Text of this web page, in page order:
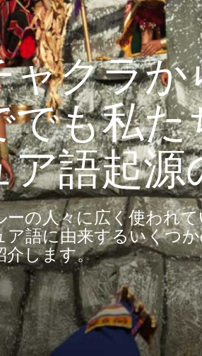
ャクラか
でも私た
ア語起源
ーの人々に広く使われ
ア語に由来するいくつ
介します。